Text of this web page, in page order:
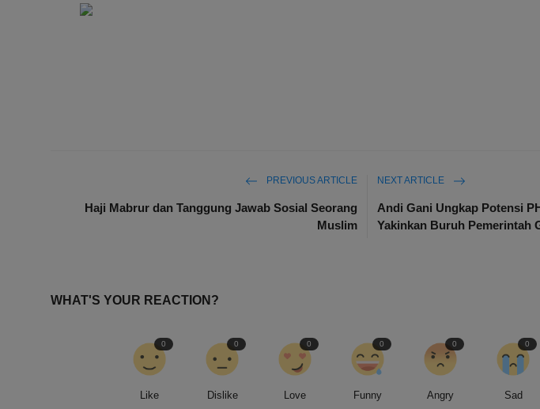
PREVIOUS ARTICLE
Haji Mabrur dan Tanggung Jawab Sosial Seorang
Muslim
NEXT ARTICLE
Andi Gani Ungkap Potensi
Yakinkan Buruh Pemerintah
WHAT'S YOUR REACTION?
Like
0
Dislike
0
Love
0
Funny
0
Angry
0
Sad
0